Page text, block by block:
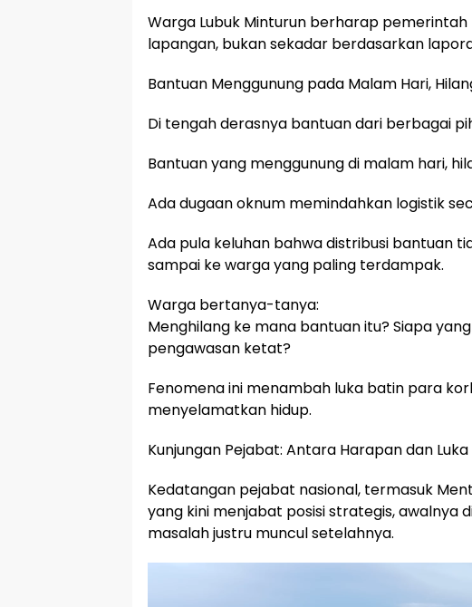
Warga Lubuk Minturun berharap
lapangan, bukan sekadar berdasarkan
Bantuan Menggunung pada Malam Hari,
Di tengah derasnya bantuan dari berbagai
Bantuan yang menggunung di malam hari,
Ada dugaan oknum memindahkan logistik
Ada pula keluhan bahwa distribusi bantuan
sampai ke warga yang paling terdampak.
Warga bertanya-tanya:
Menghilang ke mana bantuan itu? Siapa
pengawasan ketat?
Fenomena ini menambah luka batin para
menyelamatkan hidup.
Kunjungan Pejabat: Antara Harapan dan Luka
Kedatangan pejabat nasional, termasuk
yang kini menjabat posisi strategis, awalnya
masalah justru muncul setelahnya.